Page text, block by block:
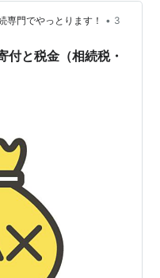
せん。 一方で、実務的
合、手続き費用や事務
あるケースもありま
設定することが大…
門でやっとります！ • 3
付と税金（相続税・